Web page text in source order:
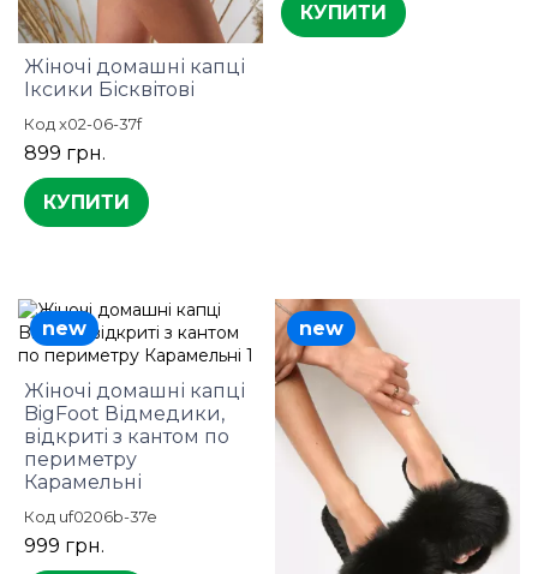
Жіночі домашні капці
Іксики Бісквітові
Код x02-06-37f
899 грн.
КУПИТИ
КУПИТИ
Жіночі домашні капці
BigFoot Відмедики,
відкриті з кантом по
периметру
Карамельні
Код uf0206b-37e
999 грн.
new new